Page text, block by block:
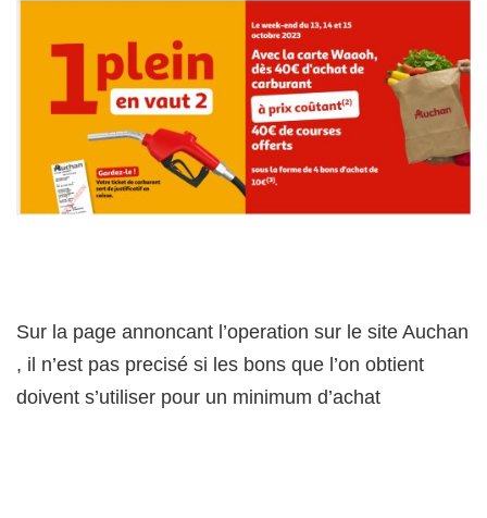
Sur la page annoncant l’operation sur le site Auchan
, il n’est pas precisé si les bons que l’on obtient
doivent s’utiliser pour un minimum d’achat